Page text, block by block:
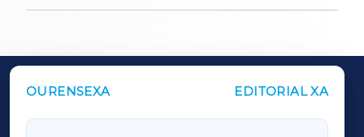
OURENSEXA EDITORIAL XA
OUTROS PERIÓDICOS